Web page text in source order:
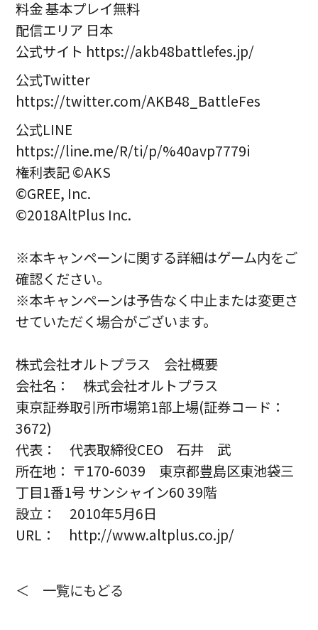
料金 基本プレイ無料
配信エリア 日本
公式サイト https://akb48battlefes.jp/
公式Twitter
https://twitter.com/AKB48_BattleFes
公式LINE
https://line.me/R/ti/p/%40avp7779i
権利表記 ©AKS
©GREE, Inc.
©2018AltPlus Inc.
※本キャンペーンに関する詳細はゲーム内をご
確認ください。
※本キャンペーンは予告なく中止または変更さ
せていただく場合がございます。
株式会社オルトプラス 会社概要
会社名： 株式会社オルトプラス
東京証券取引所市場第1部上場(証券コード：
3672)
代表： 代表取締役CEO 石井 武
所在地： 〒170-6039 東京都豊島区東池袋三
丁目1番1号 サンシャイン60 39階
設立： 2010年5月6日
URL： http://www.altplus.co.jp/
＜ 一覧にもどる